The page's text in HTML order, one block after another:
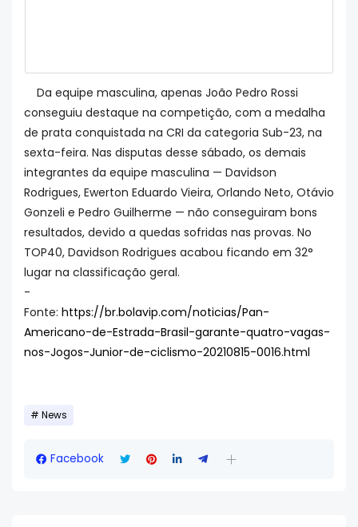
Da equipe masculina, apenas João Pedro Rossi
conseguiu destaque na competição, com a medalha
de prata conquistada na CRI da categoria Sub-23, na
sexta-feira. Nas disputas desse sábado, os demais
integrantes da equipe masculina — Davidson
Rodrigues, Ewerton Eduardo Vieira, Orlando Neto, Otávio
Gonzeli e Pedro Guilherme — não conseguiram bons
resultados, devido a quedas sofridas nas provas. No
TOP40, Davidson Rodrigues acabou ficando em 32°
lugar na classificação geral.
-
Fonte: https://br.bolavip.com/noticias/Pan-
Americano-de-Estrada-Brasil-garante-quatro-vagas-
nos-Jogos-Junior-de-ciclismo-20210815-0016.html
News
Facebook